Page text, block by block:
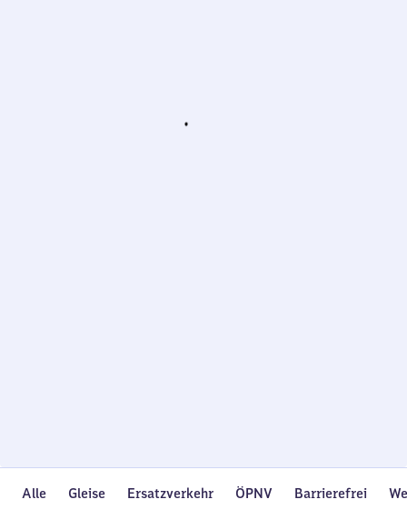
Alle Gleise Ersatzverkehr ÖPNV Barrierefrei